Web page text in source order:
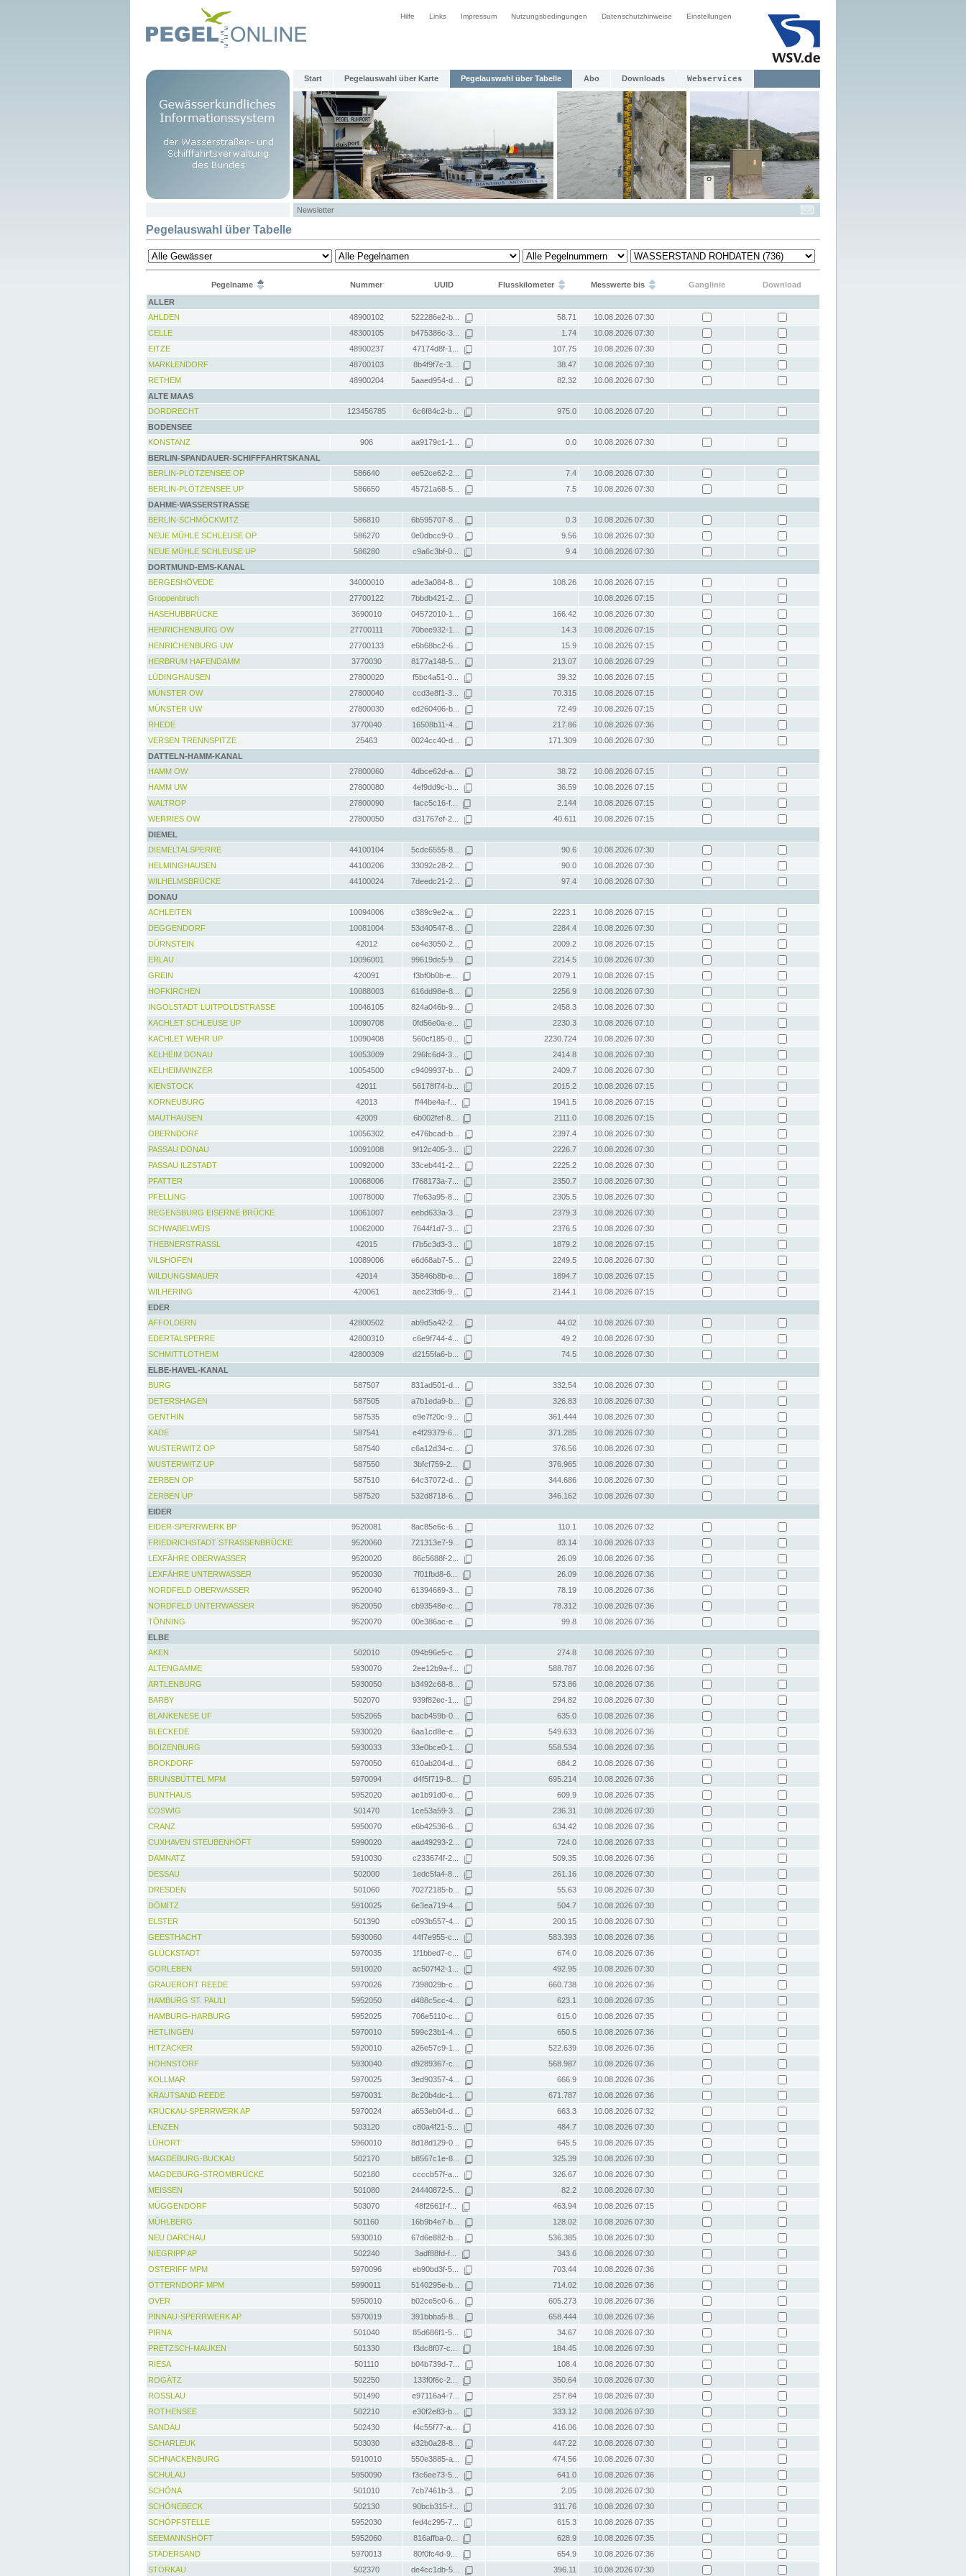
Hilfe Links Impressum Nutzungsbedingungen Datenschutzhinweise Einstellungen
Start Pegelauswahl über Karte Pegelauswahl über Tabelle Abo Downloads Webservices
Newsletter
Pegelauswahl über Tabelle
Pegelname Nummer UUID Flusskilometer Messwerte bis Ganglinie
Download
ALLER
AHLDEN
48900102 522286e2-b... 58.71
10.08.2026 07:30
CELLE
48300105 b475386c-3... 1.74
10.08.2026 07:30
EITZE
48900237 47174d8f-1... 107.75
10.08.2026 07:30
MARKLENDORF
48700103 8b4f9f7c-3... 38.47
10.08.2026 07:30
RETHEM
48900204 5aaed954-d... 82.32
10.08.2026 07:30
ALTE MAAS
DORDRECHT
123456785 6c6f84c2-b... 975.0
10.08.2026 07:20
BODENSEE
KONSTANZ
906 aa9179c1-1... 0.0
10.08.2026 07:30
BERLIN-SPANDAUER-SCHIFFFAHRTSKANAL
BERLIN-PLÖTZENSEE OP
586640 ee52ce62-2... 7.4
10.08.2026 07:30
BERLIN-PLÖTZENSEE UP
586650 45721a68-5... 7.5
10.08.2026 07:30
DAHME-WASSERSTRASSE
BERLIN-SCHMÖCKWITZ
586810 6b595707-8... 0.3
10.08.2026 07:30
NEUE MÜHLE SCHLEUSE OP
586270 0e0dbcc9-0... 9.56
10.08.2026 07:30
NEUE MÜHLE SCHLEUSE UP
586280 c9a6c3bf-0... 9.4
10.08.2026 07:30
DORTMUND-EMS-KANAL
BERGESHÖVEDE
34000010 ade3a084-8... 108.26
10.08.2026 07:15
Groppenbruch
27700122 7bbdb421-2...
10.08.2026 07:15
HASEHUBBRÜCKE
3690010 04572010-1... 166.42
10.08.2026 07:30
HENRICHENBURG OW
27700111 70bee932-1... 14.3
10.08.2026 07:15
HENRICHENBURG UW
27700133 e6b68bc2-6... 15.9
10.08.2026 07:15
HERBRUM HAFENDAMM
3770030 8177a148-5... 213.07
10.08.2026 07:29
LÜDINGHAUSEN
27800020 f5bc4a51-0... 39.32
10.08.2026 07:15
MÜNSTER OW
27800040 ccd3e8f1-3... 70.315
10.08.2026 07:15
MÜNSTER UW
27800030 ed260406-b... 72.49
10.08.2026 07:15
RHEDE
3770040 16508b11-4... 217.86
10.08.2026 07:36
VERSEN TRENNSPITZE
25463 0024cc40-d... 171.309
10.08.2026 07:30
DATTELN-HAMM-KANAL
HAMM OW
27800060 4dbce62d-a... 38.72
10.08.2026 07:15
HAMM UW
27800080 4ef9dd9c-b... 36.59
10.08.2026 07:15
WALTROP
27800090 facc5c16-f... 2.144
10.08.2026 07:15
WERRIES OW
27800050 d31767ef-2... 40.611
10.08.2026 07:15
DIEMEL
DIEMELTALSPERRE
44100104 5cdc6555-8... 90.6
10.08.2026 07:30
HELMINGHAUSEN
44100206 33092c28-2... 90.0
10.08.2026 07:30
WILHELMSBRÜCKE
44100024 7deedc21-2... 97.4
10.08.2026 07:30
DONAU
ACHLEITEN
10094006 c389c9e2-a... 2223.1
10.08.2026 07:15
DEGGENDORF
10081004 53d40547-8... 2284.4
10.08.2026 07:30
DÜRNSTEIN
42012 ce4e3050-2... 2009.2
10.08.2026 07:15
ERLAU
10096001 99619dc5-9... 2214.5
10.08.2026 07:30
GREIN
420091 f3bf0b0b-e... 2079.1
10.08.2026 07:15
HOFKIRCHEN
10088003 616dd98e-8... 2256.9
10.08.2026 07:30
INGOLSTADT LUITPOLDSTRASSE
10046105 824a046b-9... 2458.3
10.08.2026 07:30
KACHLET SCHLEUSE UP
10090708 0fd56e0a-e... 2230.3
10.08.2026 07:10
KACHLET WEHR UP
10090408 560cf185-0... 2230.724
10.08.2026 07:30
KELHEIM DONAU
10053009 296fc6d4-3... 2414.8
10.08.2026 07:30
KELHEIMWINZER
10054500 c9409937-b... 2409.7
10.08.2026 07:30
KIENSTOCK
42011 56178f74-b... 2015.2
10.08.2026 07:15
KORNEUBURG
42013 ff44be4a-f... 1941.5
10.08.2026 07:15
MAUTHAUSEN
42009 6b002fef-8... 2111.0
10.08.2026 07:15
OBERNDORF
10056302 e476bcad-b... 2397.4
10.08.2026 07:30
PASSAU DONAU
10091008 9f12c405-3... 2226.7
10.08.2026 07:30
PASSAU ILZSTADT
10092000 33ceb441-2... 2225.2
10.08.2026 07:30
PFATTER
10068006 f768173a-7... 2350.7
10.08.2026 07:30
PFELLING
10078000 7fe63a95-8... 2305.5
10.08.2026 07:30
REGENSBURG EISERNE BRÜCKE
10061007 eebd633a-3... 2379.3
10.08.2026 07:30
SCHWABELWEIS
10062000 7644f1d7-3... 2376.5
10.08.2026 07:30
THEBNERSTRASSL
42015 f7b5c3d3-3... 1879.2
10.08.2026 07:15
VILSHOFEN
10089006 e6d68ab7-5... 2249.5
10.08.2026 07:30
WILDUNGSMAUER
42014 35846b8b-e... 1894.7
10.08.2026 07:15
WILHERING
420061 aec23fd6-9... 2144.1
10.08.2026 07:15
EDER
AFFOLDERN
42800502 ab9d5a42-2... 44.02
10.08.2026 07:30
EDERTALSPERRE
42800310 c6e9f744-4... 49.2
10.08.2026 07:30
SCHMITTLOTHEIM
42800309 d2155fa6-b... 74.5
10.08.2026 07:30
ELBE-HAVEL-KANAL
BURG
587507 831ad501-d... 332.54
10.08.2026 07:30
DETERSHAGEN
587505 a7b1eda9-b... 326.83
10.08.2026 07:30
GENTHIN
587535 e9e7f20c-9... 361.444
10.08.2026 07:30
KADE
587541 e4f29379-6... 371.285
10.08.2026 07:30
WUSTERWITZ OP
587540 c6a12d34-c... 376.56
10.08.2026 07:30
WUSTERWITZ UP
587550 3bfcf759-2... 376.965
10.08.2026 07:30
ZERBEN OP
587510 64c37072-d... 344.686
10.08.2026 07:30
ZERBEN UP
587520 532d8718-6... 346.162
10.08.2026 07:30
EIDER
EIDER-SPERRWERK BP
9520081 8ac85e6c-6... 110.1
10.08.2026 07:32
FRIEDRICHSTADT STRASSENBRÜCKE
9520060 721313e7-9... 83.14
10.08.2026 07:33
LEXFÄHRE OBERWASSER
9520020 86c5688f-2... 26.09
10.08.2026 07:36
LEXFÄHRE UNTERWASSER
9520030 7f01fbd8-6... 26.09
10.08.2026 07:36
NORDFELD OBERWASSER
9520040 61394669-3... 78.19
10.08.2026 07:36
NORDFELD UNTERWASSER
9520050 cb93548e-c... 78.312
10.08.2026 07:36
TÖNNING
9520070 00e386ac-e... 99.8
10.08.2026 07:36
ELBE
AKEN
502010 094b96e5-c... 274.8
10.08.2026 07:30
ALTENGAMME
5930070 2ee12b9a-f... 588.787
10.08.2026 07:36
ARTLENBURG
5930050 b3492c68-8... 573.86
10.08.2026 07:36
BARBY
502070 939f82ec-1... 294.82
10.08.2026 07:30
BLANKENESE UF
5952065 bacb459b-0... 635.0
10.08.2026 07:36
BLECKEDE
5930020 6aa1cd8e-e... 549.633
10.08.2026 07:36
BOIZENBURG
5930033 33e0bce0-1... 558.534
10.08.2026 07:36
BROKDORF
5970050 610ab204-d... 684.2
10.08.2026 07:36
BRUNSBÜTTEL MPM
5970094 d4f5f719-8... 695.214
10.08.2026 07:36
BUNTHAUS
5952020 ae1b91d0-e... 609.9
10.08.2026 07:35
COSWIG
501470 1ce53a59-3... 236.31
10.08.2026 07:30
CRANZ
5950070 e6b42536-6... 634.42
10.08.2026 07:36
CUXHAVEN STEUBENHÖFT
5990020 aad49293-2... 724.0
10.08.2026 07:33
DAMNATZ
5910030 c233674f-2... 509.35
10.08.2026 07:36
DESSAU
502000 1edc5fa4-8... 261.16
10.08.2026 07:30
DRESDEN
501060 70272185-b... 55.63
10.08.2026 07:30
DÖMITZ
5910025 6e3ea719-4... 504.7
10.08.2026 07:30
ELSTER
501390 c093b557-4... 200.15
10.08.2026 07:30
GEESTHACHT
5930060 44f7e955-c... 583.393
10.08.2026 07:36
GLÜCKSTADT
5970035 1f1bbed7-c... 674.0
10.08.2026 07:36
GORLEBEN
5910020 ac507f42-1... 492.95
10.08.2026 07:30
GRAUERORT REEDE
5970026 7398029b-c... 660.738
10.08.2026 07:36
HAMBURG ST. PAULI
5952050 d488c5cc-4... 623.1
10.08.2026 07:35
HAMBURG-HARBURG
5952025 706e5110-c... 615.0
10.08.2026 07:35
HETLINGEN
5970010 599c23b1-4... 650.5
10.08.2026 07:36
HITZACKER
5920010 a26e57c9-1... 522.639
10.08.2026 07:36
HOHNSTORF
5930040 d9289367-c... 568.987
10.08.2026 07:36
KOLLMAR
5970025 3ed90357-4... 666.9
10.08.2026 07:36
KRAUTSAND REEDE
5970031 8c20b4dc-1... 671.787
10.08.2026 07:36
KRÜCKAU-SPERRWERK AP
5970024 a653eb04-d... 663.3
10.08.2026 07:32
LENZEN
503120 c80a4f21-5... 484.7
10.08.2026 07:30
LÜHORT
5960010 8d18d129-0... 645.5
10.08.2026 07:35
MAGDEBURG-BUCKAU
502170 b8567c1e-8... 325.39
10.08.2026 07:30
MAGDEBURG-STROMBRÜCKE
502180 ccccb57f-a... 326.67
10.08.2026 07:30
MEISSEN
501080 24440872-5... 82.2
10.08.2026 07:30
MÜGGENDORF
503070 48f2661f-f... 463.94
10.08.2026 07:15
MÜHLBERG
501160 16b9b4e7-b... 128.02
10.08.2026 07:30
NEU DARCHAU
5930010 67d6e882-b... 536.385
10.08.2026 07:30
NIEGRIPP AP
502240 3adf88fd-f... 343.6
10.08.2026 07:30
OSTERIFF MPM
5970096 eb90bd3f-5... 703.44
10.08.2026 07:36
OTTERNDORF MPM
5990011 5140295e-b... 714.02
10.08.2026 07:36
OVER
5950010 b02ce5c0-6... 605.273
10.08.2026 07:36
PINNAU-SPERRWERK AP
5970019 391bbba5-8... 658.444
10.08.2026 07:36
PIRNA
501040 85d686f1-5... 34.67
10.08.2026 07:30
PRETZSCH-MAUKEN
501330 f3dc8f07-c... 184.45
10.08.2026 07:30
RIESA
501110 b04b739d-7... 108.4
10.08.2026 07:30
ROGÄTZ
502250 133f0f6c-2... 350.64
10.08.2026 07:30
ROSSLAU
501490 e97116a4-7... 257.84
10.08.2026 07:30
ROTHENSEE
502210 e30f2e83-b... 333.12
10.08.2026 07:30
SANDAU
502430 f4c55f77-a... 416.06
10.08.2026 07:30
SCHARLEUK
503030 e32b0a28-8... 447.22
10.08.2026 07:30
SCHNACKENBURG
5910010 550e3885-a... 474.56
10.08.2026 07:30
SCHULAU
5950090 f3c6ee73-5... 641.0
10.08.2026 07:36
SCHÖNA
501010 7cb7461b-3... 2.05
10.08.2026 07:30
SCHÖNEBECK
502130 90bcb315-f... 311.76
10.08.2026 07:30
SCHÖPFSTELLE
5952030 fed4c295-7... 615.3
10.08.2026 07:35
SEEMANNSHÖFT
5952060 816affba-0... 628.9
10.08.2026 07:35
STADERSAND
5970013 80f0fc4d-9... 654.9
10.08.2026 07:36
STORKAU
502370 de4cc1db-5... 396.11 10.08.2026 07:30